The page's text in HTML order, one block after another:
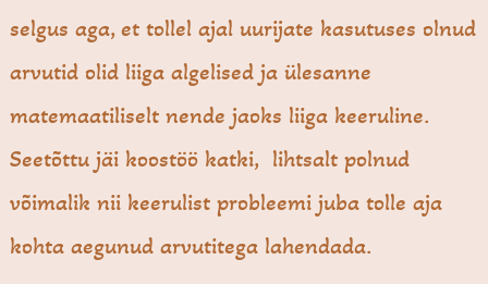
selgus aga, et tollel ajal uurijate kasutuses olnud
arvutid olid liiga algelised ja ülesanne
matemaatiliselt nende jaoks liiga keeruline.
Seetõttu jäi koostöö katki, lihtsalt polnud
võimalik nii keerulist probleemi juba tolle aja
kohta aegunud arvutitega lahendada.